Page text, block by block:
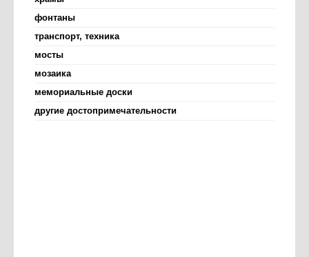
фонтаны
транспорт, техника
мосты
мозаика
мемориальные доски
другие достопримечательности